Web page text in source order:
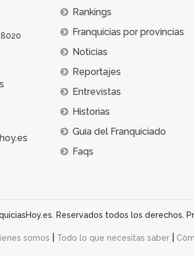
Rankings
Franquicias por provincias
Noticias
Reportajes
Entrevistas
Historias
Guía del Franquiciado
Faqs
Reservados todos los
somos Todo lo que necesitas saber|